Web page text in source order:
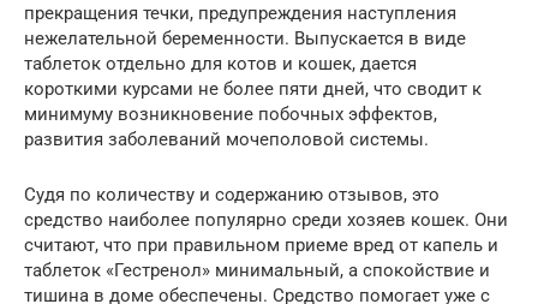
прекращения течки, предупреждения наступления
нежелательной беременности. Выпускается в виде
таблеток отдельно для котов и кошек, дается
короткими курсами не более пяти дней, что сводит к
минимуму возникновение побочных эффектов,
развития заболеваний мочеполовой системы.
Судя по количеству и содержанию отзывов, это
средство наиболее популярно среди хозяев кошек. Они
считают, что при правильном приеме вред от капель и
таблеток «Гестренол» минимальный, а спокойствие и
тишина в доме обеспечены. Средство помогает уже с